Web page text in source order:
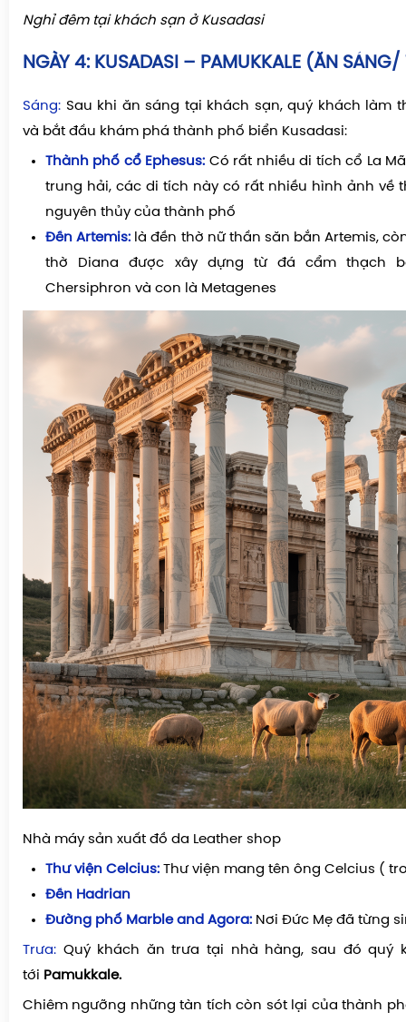
Nghỉ đêm tại khách sạn ở Kusadasi
NGÀY 4: KUSADASI – PAMUKKALE (ĂN
Sáng: Sau khi ăn sáng tại khách sạn, quý khách làm
và bắt đầu khám phá thành phố biển Kusadasi:
Thành phố cổ Ephesus: Có rất nhiều di tích cổ La
trung hải, các di tích này có rất nhiều hình ảnh về
nguyên thủy của thành phố
Đền Artemis: là đền thờ nữ thần săn bắn Artemis,
thờ Diana được xây dựng từ đá cẩm thạch
Chersiphron và con là Metagenes
Nhà máy sản xuất đồ da Leather shop
Thư viện Celcius: Thư viện mang tên ông Celcius (
Đền Hadrian
Đường phố Marble and Agora: Nơi Đức Mẹ đã từng
Trưa: Quý khách ăn trưa tại nhà hàng, sau đó quý
tới Pamukkale.
Chiêm ngưỡng những tàn tích còn sót lại của thành